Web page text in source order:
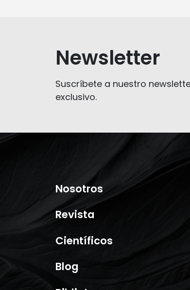
Newsletter
Suscríbete a nuestro
exclusivo.
Nosotros
Revista
Científicos
Blog